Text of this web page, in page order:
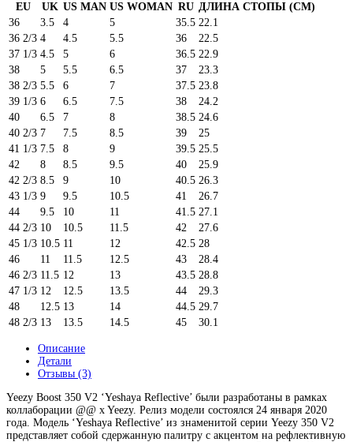
EU UK US MAN US WOMAN RU ДЛИНА СТОПЫ (CM)
36
3.5 4 5 35.5 22.1
36 2/3 4 4.5 5.5 36
22.5
37 1/3 4.5 5 6 36.5 22.9
38
5 5.5 6.5 37
23.3
38 2/3 5.5 6 7 37.5 23.8
39 1/3 6 6.5 7.5 38
24.2
40
6.5 7 8 38.5 24.6
40 2/3 7 7.5 8.5 39
25
41 1/3 7.5 8 9 39.5 25.5
42
8 8.5 9.5 40
25.9
42 2/3 8.5 9 10 40.5 26.3
43 1/3 9 9.5 10.5 41
26.7
44
9.5 10 11 41.5 27.1
44 2/3 10 10.5 11.5 42
27.6
45 1/3 10.5 11 12 42.5 28
46
11 11.5 12.5 43
28.4
46 2/3 11.5 12 13 43.5 28.8
47 1/3 12 12.5 13.5 44
29.3
48
12.5 13 14 44.5 29.7
48 2/3 13 13.5 14.5 45 30.1
Описание
Детали
Отзывы (3)
Yeezy Boost 350 V2 ‘Yeshaya Reflective’ были разработаны в рамках
коллаборации @@ x Yeezy. Релиз модели состоялся 24 января 2020
года. Модель ‘Yeshaya Reflective’ из знаменитой серии Yeezy 350 V2
представляет собой сдержанную палитру с акцентом на рефлективную